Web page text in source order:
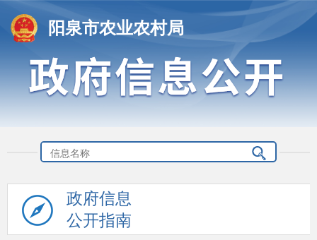
阳泉市农业农村局
政府信息
公开指南